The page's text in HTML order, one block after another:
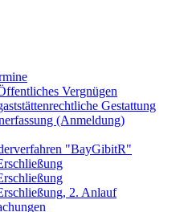
Vergnügen
Gestattung
(Anmeldung)
"BayGibitR"
2. Anlauf